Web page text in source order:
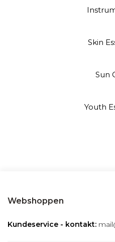
Skin
Sun
Youth
Webshoppen
Kundeservice - kontakt: